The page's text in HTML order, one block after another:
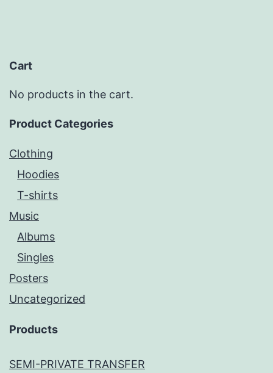
Cart
No products in the cart.
Product Categories
Clothing
Hoodies
T-shirts
Music
Albums
Singles
Posters
Uncategorized
Products
SEMI-PRIVATE TRANSFER